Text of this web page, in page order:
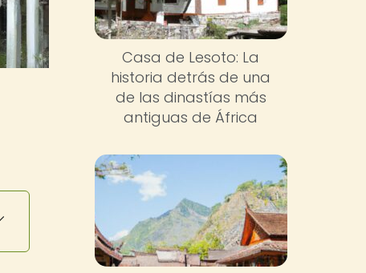
Casa de Lesoto: La
historia detrás de una
de las dinastías más
antiguas de África